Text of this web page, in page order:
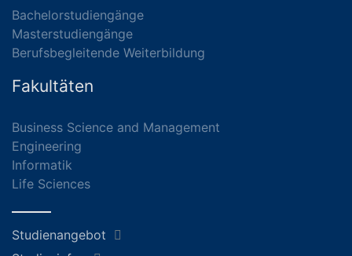
Bachelorstudiengänge
Masterstudiengänge
Berufsbegleitende Weiterbildung
Fakultäten
Business Science and Management
Engineering
Informatik
Life Sciences
Studienangebot